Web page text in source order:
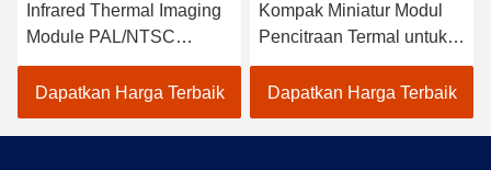
Infrared Thermal Imaging
Module PAL/NTSC
Analog Video 2.5 W
Konsumsi Daya dan
Teknologi Infrared
Dapatkan Harga Terbaik
Kompak Miniatur Modul
Pencitraan Termal untuk
Rentang Suhu UAV
-40oC- 60oC Konsumsi
Daya 2,5 W
Dapatkan Harga Terbaik